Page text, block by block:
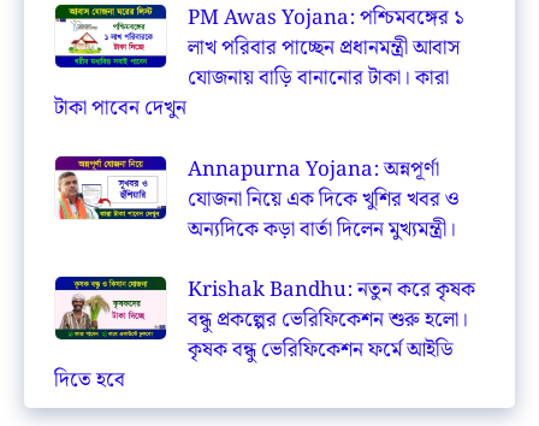
PM Awas Yojana: পশ্চিমবঙ্গের ১
লাখ পরিবার পাচ্ছেন প্রধানমন্ত্রী আবাস
যোজনায় বাড়ি বানানোর টাকা। কারা
টাকা পাবেন দেখুন
Annapurna Yojana: অন্নপূর্ণা
যোজনা নিয়ে এক দিকে খুশির খবর ও
অন্যদিকে কড়া বার্তা দিলেন মুখ্যমন্ত্রী।
Krishak Bandhu: নতুন করে কৃষক
বন্ধু প্রকল্পের ভেরিফিকেশন শুরু হলো।
কৃষক বন্ধু ভেরিফিকেশন ফর্মে আইডি
দিতে হবে